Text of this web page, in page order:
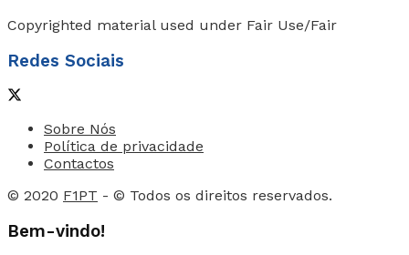
Copyrighted material used under Fair Use/Fair
Redes Sociais
Sobre Nós
Política de privacidade
Contactos
© 2020 F1PT - © Todos os direitos reservados.
Bem-vindo!